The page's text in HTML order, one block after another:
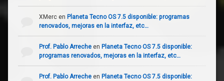
XMercen Planeta Tecno OS 7.5 disponible: programas
renovados, mejoras en la interfaz, etc…
Prof. Pablo Arrecheen Planeta Tecno OS 7.5 disponible:
programas renovados, mejoras en la interfaz, etc…
Prof. Pablo Arrecheen Planeta Tecno OS 7.5 disponible: